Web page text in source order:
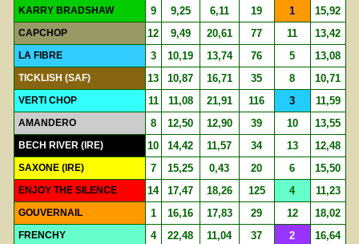
KARRY BRADSHAW 9 9,25 6,11 19 1 15,92
CAPCHOP 12 9,49 20,61 77 11 13,42
LA FIBRE 3 10,19 13,74 76 5 13,08
TICKLISH (SAF) 13 10,87 16,71 35 8 10,71
VERTI CHOP 11 11,08 21,91 116 3 11,59
AMANDERO 8 12,50 12,90 39 10 13,55
BECH RIVER (IRE) 10 14,42 11,57 34 13 12,48
SAXONE (IRE) 7 15,25 0,43 20 6 15,50
ENJOY THE SILENCE 14 17,47 18,26 125 4 11,23
GOUVERNAIL 1 16,16 17,83 29 12 18,02
FRENCHY 4 22,48 11,04 37 2 16,64